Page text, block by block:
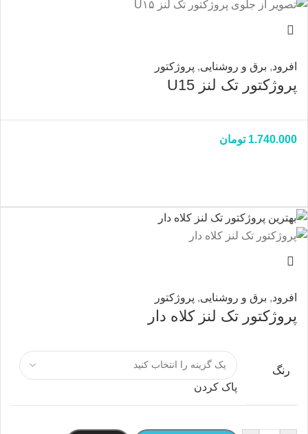
افرود, برق و روشنایی, پروژکتور
پروژکتور تک لنز U15
1.740.000 تومان
افرود, برق و روشنایی, پروژکتور
پروژکتور تک لنز کلاه دار
رنگ
پاک کردن